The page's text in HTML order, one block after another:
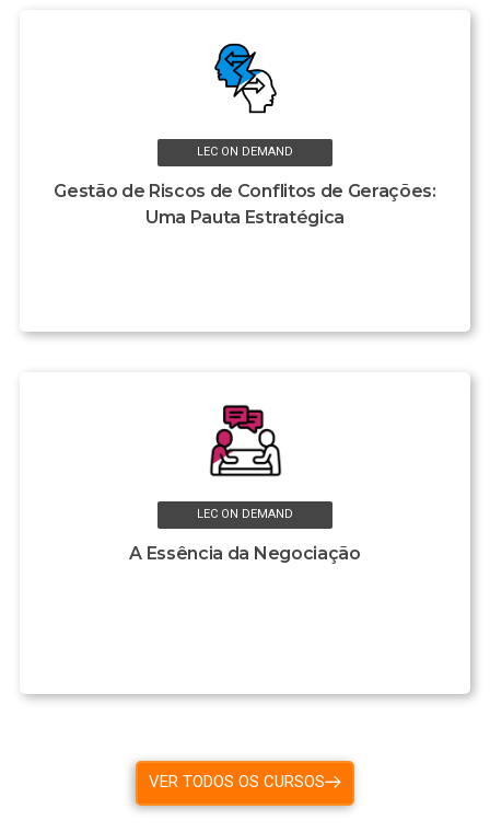
LEC ON DEMAND
Gestão de Riscos de Conflitos de Gerações:
Uma Pauta Estratégica
LEC ON DEMAND
A Essência da Negociação
VER TODOS OS CURSOS